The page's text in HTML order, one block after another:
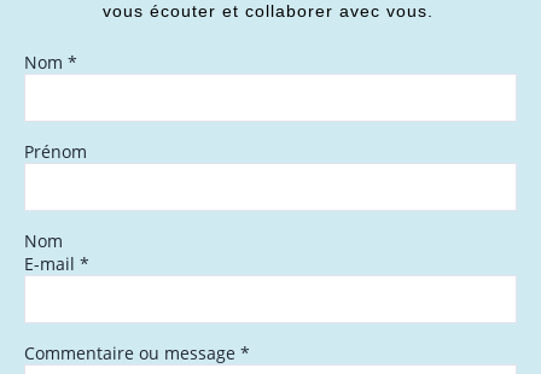
vous écouter et collaborer avec vous.
Nom *
Prénom
Nom
E-mail *
Commentaire ou message *